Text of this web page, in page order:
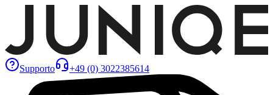
Supporto +49 (0) 3022385614